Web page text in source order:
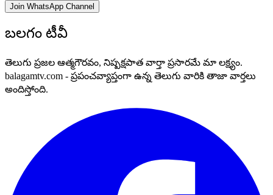
Join WhatsApp Channel
బలగం టీవీ
తెలుగు ప్రజల ఆత్మగౌరవం, నిష్పక్షపాత వార్తా ప్రసారమే మా లక్ష్యం.
balagamtv.com - ప్రపంచవ్యాప్తంగా ఉన్న తెలుగు వారికి తాజా వార్తలు
అందిస్తోంది.